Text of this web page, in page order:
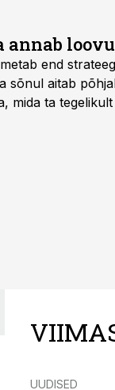
end
sõnul aitab
mida ta
UUDISED